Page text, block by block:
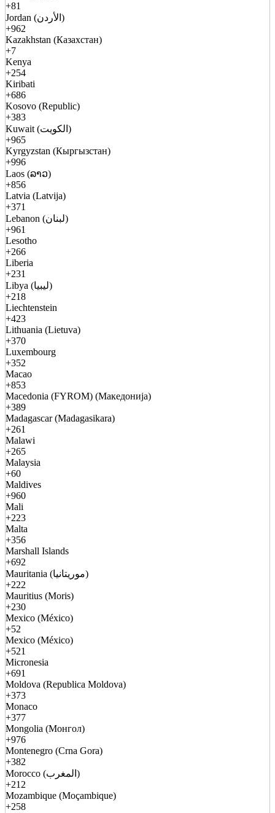
+81
Jordan (الأردن)
+962
Kazakhstan (Казахстан)
+7
Kenya
+254
Kiribati
+686
Kosovo (Republic)
+383
Kuwait (الكويت)
+965
Kyrgyzstan (Кыргызстан)
+996
Laos (ລາວ)
+856
Latvia (Latvija)
+371
Lebanon (لبنان)
+961
Lesotho
+266
Liberia
+231
Libya (ليبيا)
+218
Liechtenstein
+423
Lithuania (Lietuva)
+370
Luxembourg
+352
Macao
+853
Macedonia (FYROM) (Македонија)
+389
Madagascar (Madagasikara)
+261
Malawi
+265
Malaysia
+60
Maldives
+960
Mali
+223
Malta
+356
Marshall Islands
+692
Mauritania (موريتانيا)
+222
Mauritius (Moris)
+230
Mexico (México)
+52
Mexico (México)
+521
Micronesia
+691
Moldova (Republica Moldova)
+373
Monaco
+377
Mongolia (Монгол)
+976
Montenegro (Crna Gora)
+382
Morocco (المغرب)
+212
Mozambique (Moçambique)
+258